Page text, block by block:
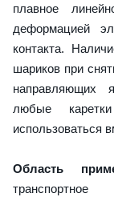
плавное
деформацией
контакта.
шариков при
направляющих
любые
использоваться
Область